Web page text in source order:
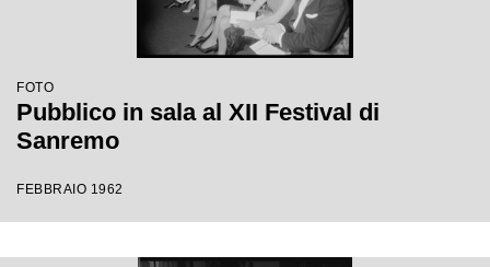
FOTO
Pubblico in sala al XII Festival di
Sanremo
FEBBRAIO 1962